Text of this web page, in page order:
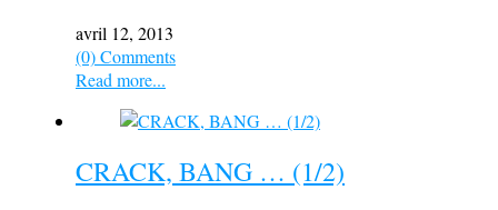
avril 12, 2013
(0) Comments
Read more...
CRACK, BANG … (1/2)